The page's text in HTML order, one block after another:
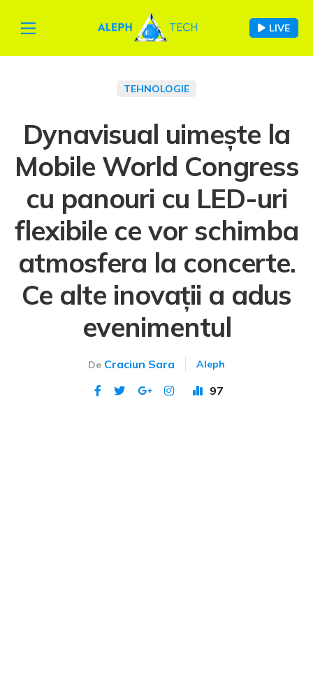
LIVE
TEHNOLOGIE
Dynavisual uimește la
Mobile World Congress
cu panouri cu LED-uri
flexibile ce vor schimba
atmosfera la concerte.
Ce alte inovații a adus
evenimentul
De Craciun Sara Aleph
97